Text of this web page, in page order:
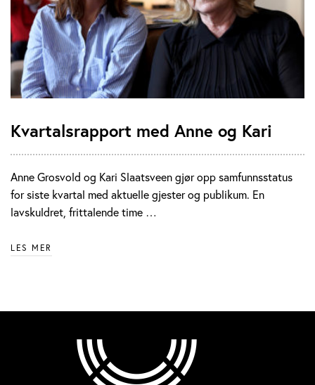
Kvartalsrapport med Anne og Kari
Anne Grosvold og Kari Slaatsveen gjør opp samfunnsstatus
for siste kvartal med aktuelle gjester og publikum. En
lavskuldret, frittalende time …
LES MER